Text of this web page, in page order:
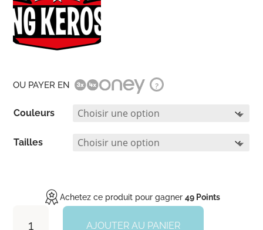
OU PAYER EN ?
Couleurs
Tailles
Achetez ce produit pour gagner 49 Points
AJOUTER AU PANIER